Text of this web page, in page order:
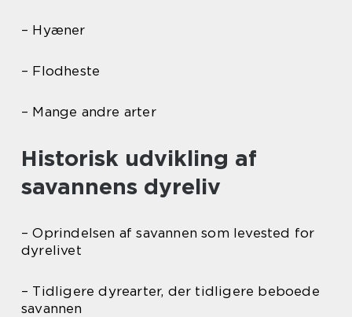
– Hyæner
– Flodheste
– Mange andre arter
Historisk udvikling af
savannens dyreliv
– Oprindelsen af savannen som levested for
dyrelivet
– Tidligere dyrearter, der tidligere beboede
savannen